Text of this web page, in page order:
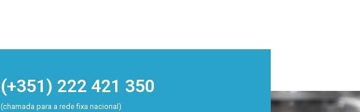
(+351) 222 421 350
(chamada para a rede fixa nacional)